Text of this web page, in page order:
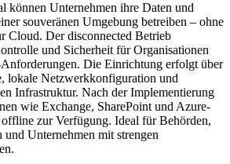
können Unternehmen ihre Daten und
souveränen Umgebung betreiben – ohne
Cloud. Der disconnected Betrieb
und Sicherheit für Organisationen
Die Einrichtung erfolgt über
lokale Netzwerkkonfiguration und
Infrastruktur. Nach der Implementierung
wie Exchange, SharePoint und Azure-
zur Verfügung. Ideal für Behörden,
Unternehmen mit strengen